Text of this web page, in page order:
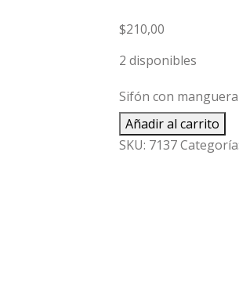
$210,00
2 disponibles
Sifón con
Añadir al carrito
SKU: 7137Categoría: